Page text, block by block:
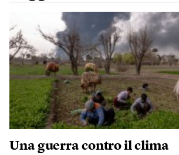
Una guerra contro il clima